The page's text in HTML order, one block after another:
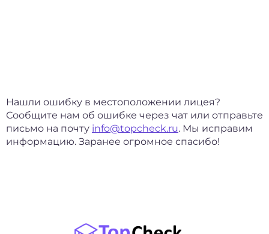
Нашли ошибку в местоположении лицея?
Сообщите нам об ошибке через чат или отправьте
письмо на почту info@topcheck.ru. Мы исправим
информацию. Заранее огромное спасибо!